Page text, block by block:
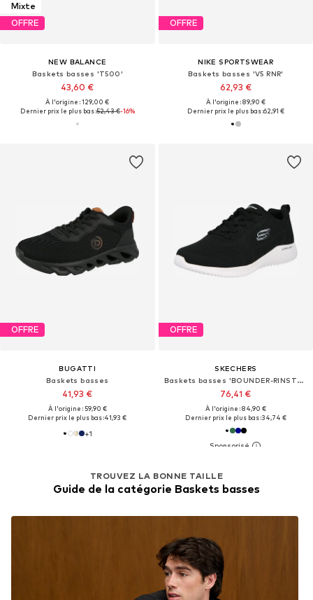
Mixte
OFFRE
NEW BALANCE
Baskets basses 'T500'
43,60 €
À l'origine : 129,00 €
Dernier prix le plus bas :52,43 €-16%
OFFRE
NIKE SPORTSWEAR
Baskets basses 'V5 RNR'
62,93 €
À l'origine : 89,90 €
Dernier prix le plus bas :62,91 €
OFFRE
BUGATTI
Baskets basses
41,93 €
À l'origine : 59,90 €
Dernier prix le plus bas :41,93 €
+1
OFFRE
SKECHERS
Baskets basses 'BOUNDER-RINSTET'
76,41 €
À l'origine : 84,90 €
Dernier prix le plus bas :34,74 €
TROUVEZ LA BONNE TAILLE
Guide de la catégorie Baskets basses